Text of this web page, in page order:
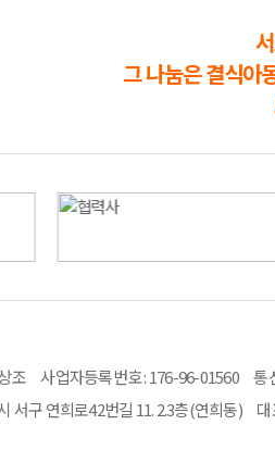
그 나눔은 결식아
조 사업자등록번호 : 176-96-01560 통
서구 연희로42번길 11. 2.3층(연희동)